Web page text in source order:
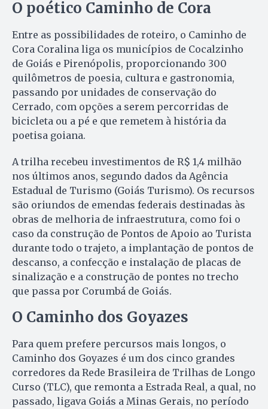
O poético Caminho de Cora
Entre as possibilidades de roteiro, o Caminho de
Cora Coralina liga os municípios de Cocalzinho
de Goiás e Pirenópolis, proporcionando 300
quilômetros de poesia, cultura e gastronomia,
passando por unidades de conservação do
Cerrado, com opções a serem percorridas de
bicicleta ou a pé e que remetem à história da
poetisa goiana.
A trilha recebeu investimentos de R$ 1,4 milhão
nos últimos anos, segundo dados da Agência
Estadual de Turismo (Goiás Turismo). Os recursos
são oriundos de emendas federais destinadas às
obras de melhoria de infraestrutura, como foi o
caso da construção de Pontos de Apoio ao Turista
durante todo o trajeto, a implantação de pontos de
descanso, a confecção e instalação de placas de
sinalização e a construção de pontes no trecho
que passa por Corumbá de Goiás.
O Caminho dos Goyazes
Para quem prefere percursos mais longos, o
Caminho dos Goyazes é um dos cinco grandes
corredores da Rede Brasileira de Trilhas de Longo
Curso (TLC), que remonta a Estrada Real, a qual, no
passado, ligava Goiás a Minas Gerais, no período